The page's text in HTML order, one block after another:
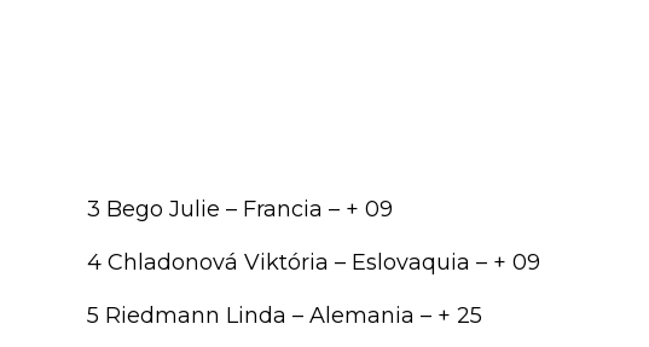
3 Bego Julie – Francia – + 09
4 Chladonová Viktória – Eslovaquia – + 09
5 Riedmann Linda – Alemania – + 25